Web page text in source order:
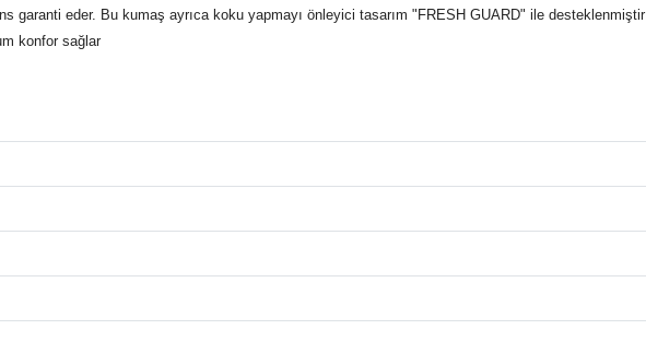
garanti eder. Bu kumaş ayrıca koku yapmayı önleyici tasarım "FRESH GUARD" ile desteklenmiştir
konfor sağlar